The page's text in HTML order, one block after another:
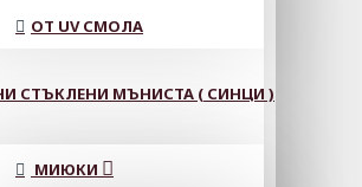
ОТ UV СМОЛА
СТЪКЛЕНИ МЪНИСТА ( СИНЦИ )
МИЮКИ